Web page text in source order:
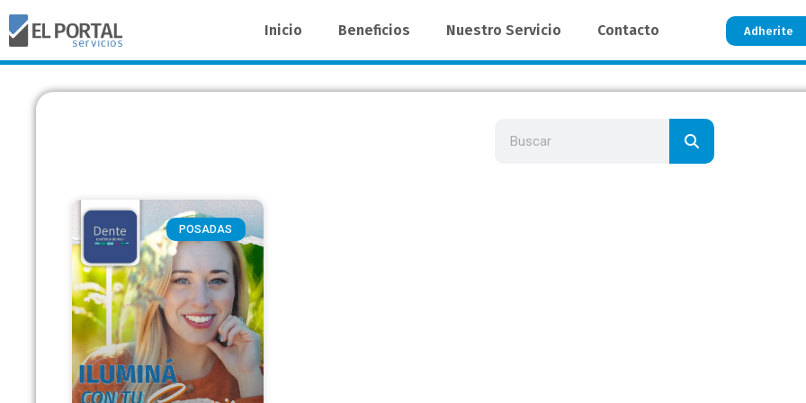
Inicio Beneficios Nuestro Servicio Contacto Adherite
POSADAS